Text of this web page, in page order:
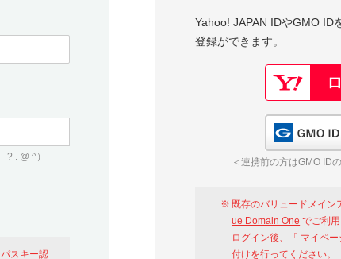
. @ ^）
スキー認
Yahoo! JAPAN IDやGMO ID
登録ができます。
＜連携前の方はGMO ID
既存のバリュードメイ
ue Domain One でご利用
ログイン後、「 マイペ
付けを行ってください。